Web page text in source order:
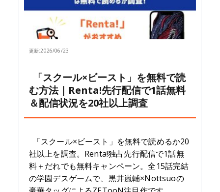
「スクール×ビースト」を無料で読
む方法｜Renta!先行配信で1話無料
＆配信状況を20社以上調査
更新:2026/06/23
「スクール×ビースト」を無料で読めるか20
社以上を調査。Renta!独占先行配信で1話無
料＋だれでも無料キャンペーン。全15話完結
の学園デスゲームで、黒井嵐輔×Nottsuoの